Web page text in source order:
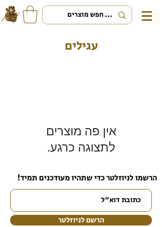
עגילים
לתצוגה כרגע.
הרשמו לניוזלטר כדי שתהיו מעודכנים תמיד!
הרשם לניוזלטר